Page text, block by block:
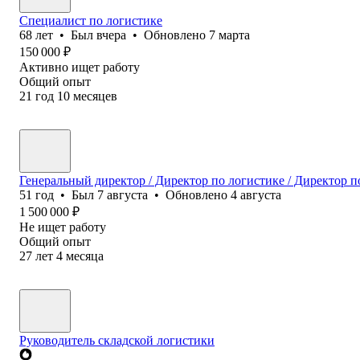
Специалист по логистике
68 лет • Был вчера • Обновлено 7 марта
150 000 ₽
Активно ищет работу
Общий опыт
21 год 10 месяцев
Генеральный директор / Директор по логистике / Директор
51 год • Был 7 августа • Обновлено 4 августа
1 500 000 ₽
Не ищет работу
Общий опыт
27 лет 4 месяца
Руководитель складской логистики